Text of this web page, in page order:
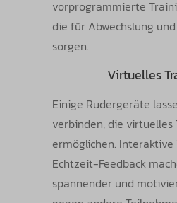
vorprogrammierte
die für Abwechslung
sorgen.
Virtuelles
Einige Rudergeräte
verbinden, die virtuelles
ermöglichen. Interaktive
Echtzeit-Feedback
spannender und